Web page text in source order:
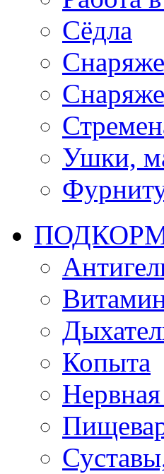
Сёдла
Ушки,
Копыта